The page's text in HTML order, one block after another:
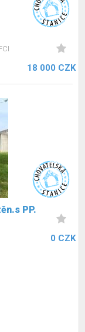
18 000 CZK
PP.
0 CZK